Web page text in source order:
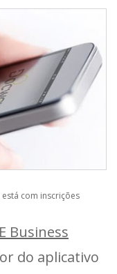
com inscrições
Business
do aplicativo